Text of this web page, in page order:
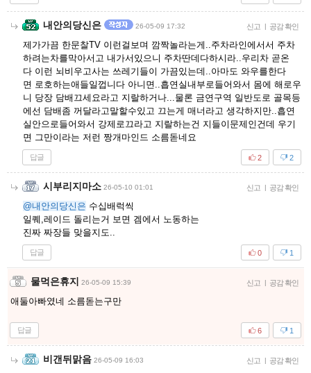
내안의당신은 26-05-09 17:32 신고 | 공감 확인
제가가끔 한문찰TV 이런걸보며 깜짝놀라는게..주차라인에서서 주차
하려는차를막아서고 내가서있으니 주차딴데다하시라..우리차 곧온
다 이런 뇌비우고사는 쓰레기들이 가끔있는데..아마도 와우를한다
면 로호하는애들일껍니다 아니면..흡연실내부로들어와서 몸에 해로우
니 당장 담배끄세요라고 지랄하거나...물론 금연구역 일반도로 골목등
에선 담배좀 꺼달라고말할수있고 끄는게 매너라고 생각하지만..흡연
실안으로들어와서 강제로끄라고 지랄하는건 지들이문제인건데 우기
면 그만이라는 저런 짱개마인드 소름돋네요
답글 2
2
시부리지마소 26-05-10 01:01 신고 | 공감 확인
@내안의당신은 수십배럭씩
일퀘,레이드 돌리는거 보면 겜에서 노동하는
진짜 짜장들 맞을지도..
답글 1
0
물먹은휴지 26-05-09 15:39 신고 | 공감 확인
애둘아빠였네 소름돋는구만
답글 1
6
비갠뒤맑음 26-05-09 16:03 신고 | 공감 확인